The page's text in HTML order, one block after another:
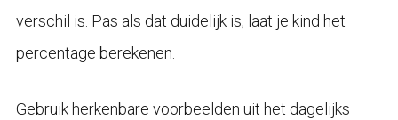
verschil is. Pas als dat duidelijk is, laat je kind het
percentage berekenen.
Gebruik herkenbare voorbeelden uit het dagelijks